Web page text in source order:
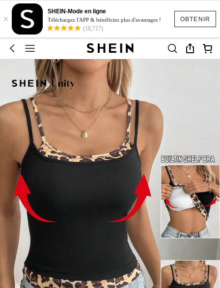
OBTENIR
×
SHEIN-Mode en ligne
Téléchargez l'APP & bénéficiez plus d'avantages !
(18,717)